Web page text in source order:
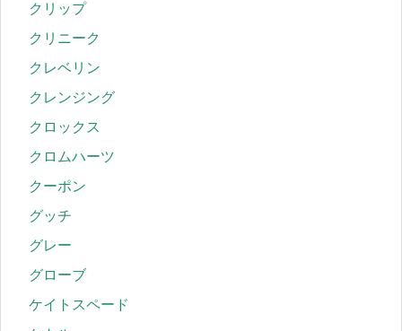
クリップ
クリニーク
クレベリン
クレンジング
クロックス
クロムハーツ
クーポン
グッチ
グレー
グローブ
ケイトスペード